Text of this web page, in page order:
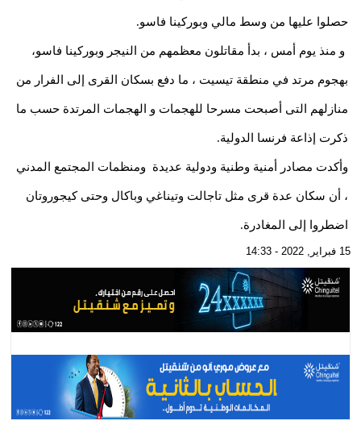
حصلوا عليها من وسط مالي وبوركينا فاسو.
و منذ يوم أمس ، بدأ مقاتلون معظمهم من النيجر وبوركينا فاسو،
بهجوم مرتد في منطقة تيسيت ، ما دفع بسكان القرى إلى الفرار من
منازلهم التى أصبحت مسرحا للهجمات و الهجمات المرتدة حسب ما
ذكرت إذاعة فرنسا الدولية.
وأكدت مصادر أمنية وطنية ودولية عديدة ومنظمات المجتمع المدني
، أن سكان عدة قرى مثل تاجالت وتيناغي وباكال وحتى كيجوروتان
اضطروا إلى المغادرة.
15 فبراير, 2022 - 14:33